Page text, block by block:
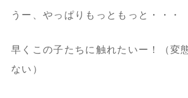
うー、やっぱりもっともっと・・・
早くこの子たちに触れたいー！（変
ない）